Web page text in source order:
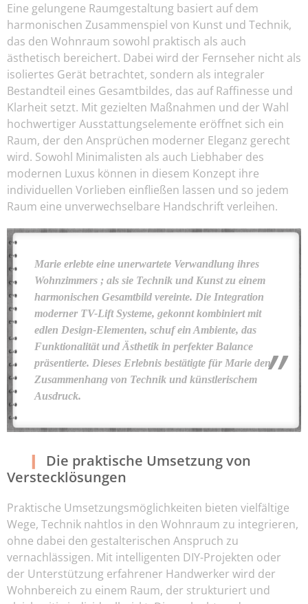
Eine gelungene Raumgestaltung basiert auf dem
harmonischen Zusammenspiel von Kunst und Technik,
das den Wohnraum sowohl praktisch als auch
ästhetisch bereichert. Dabei wird der Fernseher nicht als
isoliertes Gerät betrachtet, sondern als integraler
Bestandteil eines Gesamtbildes, das auf Raffinesse und
Klarheit setzt. Mit gezielten Maßnahmen und der Wahl
hochwertiger Ausstattungselemente eröffnet sich ein
Raum, der den Ansprüchen moderner Eleganz gerecht
wird. Sowohl Minimalisten als auch Liebhaber des
modernen Luxus können in diesem Konzept ihre
individuellen Vorlieben einfließen lassen und so jedem
Raum eine unverwechselbare Handschrift verleihen.
Marie erlebte eine unerwartete Verwandlung ihres
Wohnzimmers ; als sie Technik und Kunst zu einem
harmonischen Gesamtbild vereinte. Die Integration
moderner TV-Lift Systeme, gekonnt kombiniert mit
edlen Design-Elementen, schuf ein Ambiente, das
Funktionalität und Ästhetik in perfekter Balance
präsentierte. Dieses Erlebnis bestätigte für Marie den
Zusammenhang von Technik und künstlerischem
Ausdruck.
Die praktische Umsetzung von
Verstecklösungen
Praktische Umsetzungsmöglichkeiten bieten vielfältige
Wege, Technik nahtlos in den Wohnraum zu integrieren,
ohne dabei den gestalterischen Anspruch zu
vernachlässigen. Mit intelligenten DIY-Projekten oder
der Unterstützung erfahrener Handwerker wird der
Wohnbereich zu einem Raum, der strukturiert und